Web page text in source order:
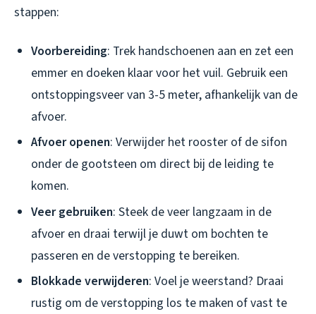
stappen:
Voorbereiding: Trek handschoenen aan en zet een
emmer en doeken klaar voor het vuil. Gebruik een
ontstoppingsveer van 3-5 meter, afhankelijk van de
afvoer.
Afvoer openen: Verwijder het rooster of de sifon
onder de gootsteen om direct bij de leiding te
komen.
Veer gebruiken: Steek de veer langzaam in de
afvoer en draai terwijl je duwt om bochten te
passeren en de verstopping te bereiken.
Blokkade verwijderen: Voel je weerstand? Draai
rustig om de verstopping los te maken of vast te